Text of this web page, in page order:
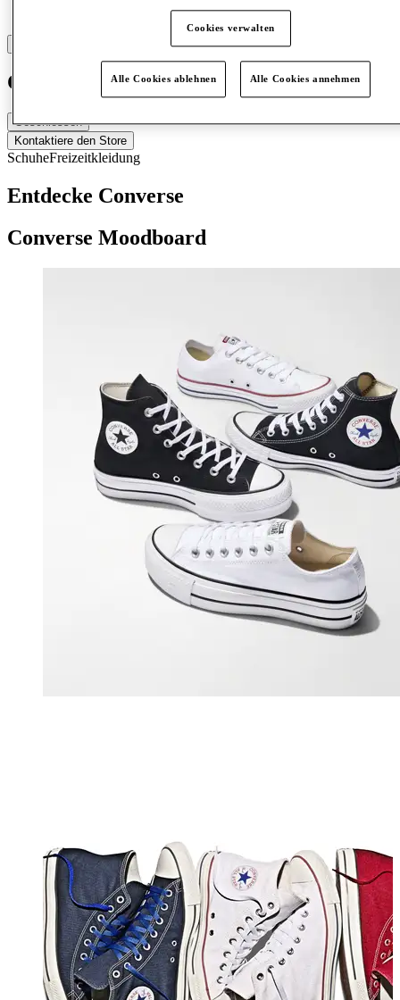
Converse
Geschlossen
Kontaktiere den Store
SchuheFreizeitkleidung
Entdecke Converse
Converse Moodboard
Cookies verwalten
Alle Cookies ablehnen Alle Cookies annehmen